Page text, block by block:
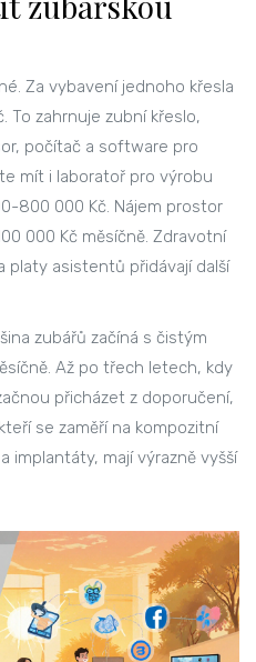
Za vybavení jednoho křesla
To zahrnuje zubní křeslo,
počítač a software pro
mít i laboratoř pro výrobu
800 000 Kč. Nájem prostor
000 Kč měsíčně. Zdravotní
platy asistentů přidávají další
zubářů začíná s čistým
Až po třech letech, kdy
přicházet z doporučení,
se zaměří na kompozitní
implantáty, mají výrazně vyšší